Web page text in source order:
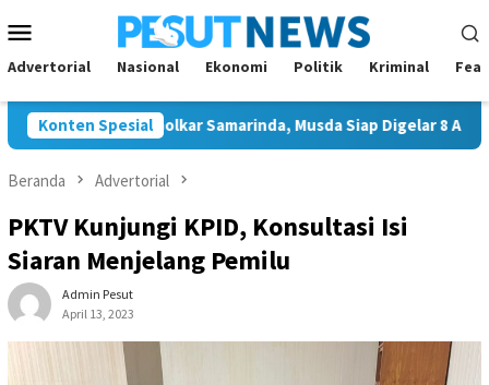
ke
kontenMobile
Advertorial Nasional Ekonomi Politik Kriminal
Konten Spesial
Ketua Golkar Samarinda, Musda Siap Digelar 8 Agustus 2026
Beranda Advertorial
PKTV Kunjungi KPID, Konsultasi Isi
Siaran Menjelang Pemilu
Admin Pesut
April 13, 2023